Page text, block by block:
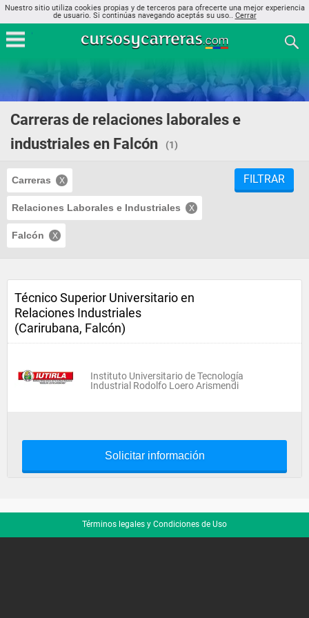
Nuestro sitio utiliza cookies propias y de terceros para ofrecerte una mejor experiencia
de usuario. Si continúas navegando aceptás su uso.. Cerrar
Carreras de relaciones laborales e
industriales en Falcón
(1)
Carreras
Relaciones Laborales e Industriales
Falcón
FILTRAR
Técnico Superior Universitario en
Relaciones Industriales
(Carirubana, Falcón)
Instituto Universitario de Tecnología
Industrial Rodolfo Loero Arismendi
Solicitar información
Términos legales y Condiciones de Uso